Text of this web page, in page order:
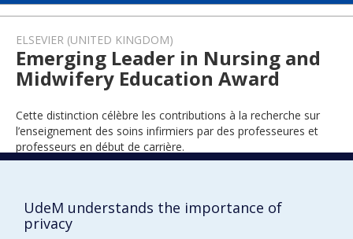
ELSEVIER (UNITED KINGDOM)
Emerging Leader in Nursing and
Midwifery Education Award
Cette distinction célèbre les contributions à la recherche sur
l’enseignement des soins infirmiers par des professeures et
professeurs en début de carrière.
2022
UdeM understands the importance of
privacy